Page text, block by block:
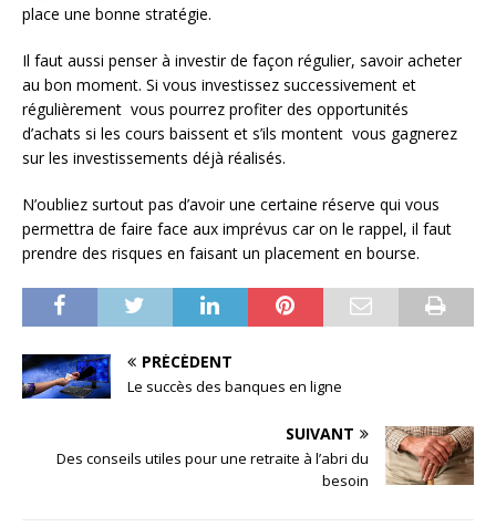
place une bonne stratégie.
Il faut aussi penser à investir de façon régulier, savoir acheter
au bon moment. Si vous investissez successivement et
régulièrement vous pourrez profiter des opportunités
d’achats si les cours baissent et s’ils montent vous gagnerez
sur les investissements déjà réalisés.
N’oubliez surtout pas d’avoir une certaine réserve qui vous
permettra de faire face aux imprévus car on le rappel, il faut
prendre des risques en faisant un placement en bourse.
PRÉCÉDENT
Le succès des banques en ligne
SUIVANT
Des conseils utiles pour une retraite à l’abri du
besoin